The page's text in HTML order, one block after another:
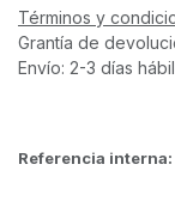
Términos y
Grantía de
Envío: 2-3 días
Referencia interna: